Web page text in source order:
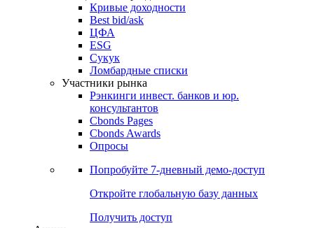
Кривые доходности
Best bid/ask
ЦФА
ESG
Сукук
Ломбардные списки
Участники рынка
Рэнкинги инвест. банков и юр.
консультантов
Cbonds Pages
Cbonds Awards
Опросы
Попробуйте 7-дневный демо-доступ
Откройте глобальную базу данных
Получить доступ